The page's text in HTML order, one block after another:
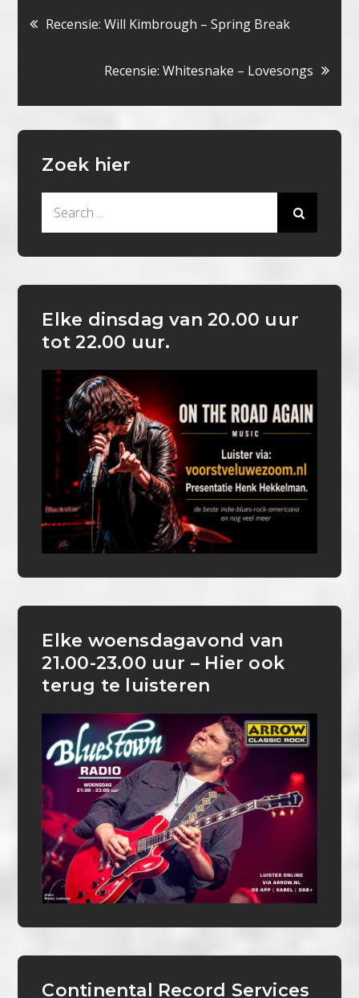
Bericht
navigatie
Recensie: Will Kimbrough – Spring Break
Recensie: Whitesnake – Lovesongs
Zoek hier
Elke dinsdag van 20.00 uur
tot 22.00 uur.
Elke woensdagavond van
21.00-23.00 uur – Hier ook
terug te luisteren
Continental Record Services